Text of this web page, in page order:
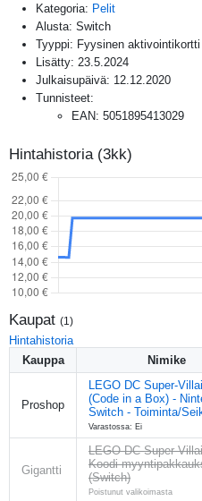
Kategoria: Pelit
Alusta: Switch
Tyyppi: Fyysinen aktivointikortti
Lisätty: 23.5.2024
Julkaisupäivä: 12.12.2020
Tunnisteet:
EAN: 5051895413029
Hintahistoria (3kk)
Kaupat (1 )
Hintahistoria
Kauppa
Nimike
Proshop
LEGO DC Super-
(Code in a Box) -
Switch - Toiminta/
Varastossa: Ei
Gigantti
LEGO DC Super-
Koodi
(Switch)
Poistunut valikoimasta